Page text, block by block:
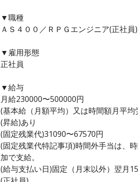
▼職種
ＡＳ４００／ＲＰＧエンジニア(正社員)
▼雇用形態
正社員
▼給与
月給230000〜500000円
(基本給（月額平均）又は時間額月平
(昇給)あり
(固定残業代)31090〜67570円
(固定残業代特記事項)時間外手当は、
加で支給。
(給与支払い日)固定（月末以外）翌月